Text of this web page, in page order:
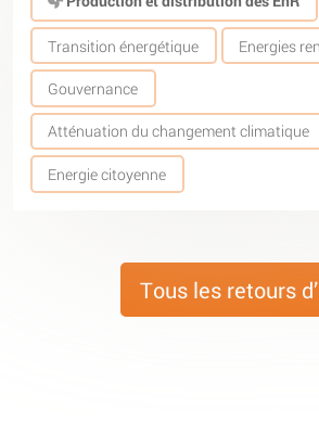
Transition énergétique Energies
Gouvernance
Atténuation du changement climatique
Energie citoyenne
Tous les retours